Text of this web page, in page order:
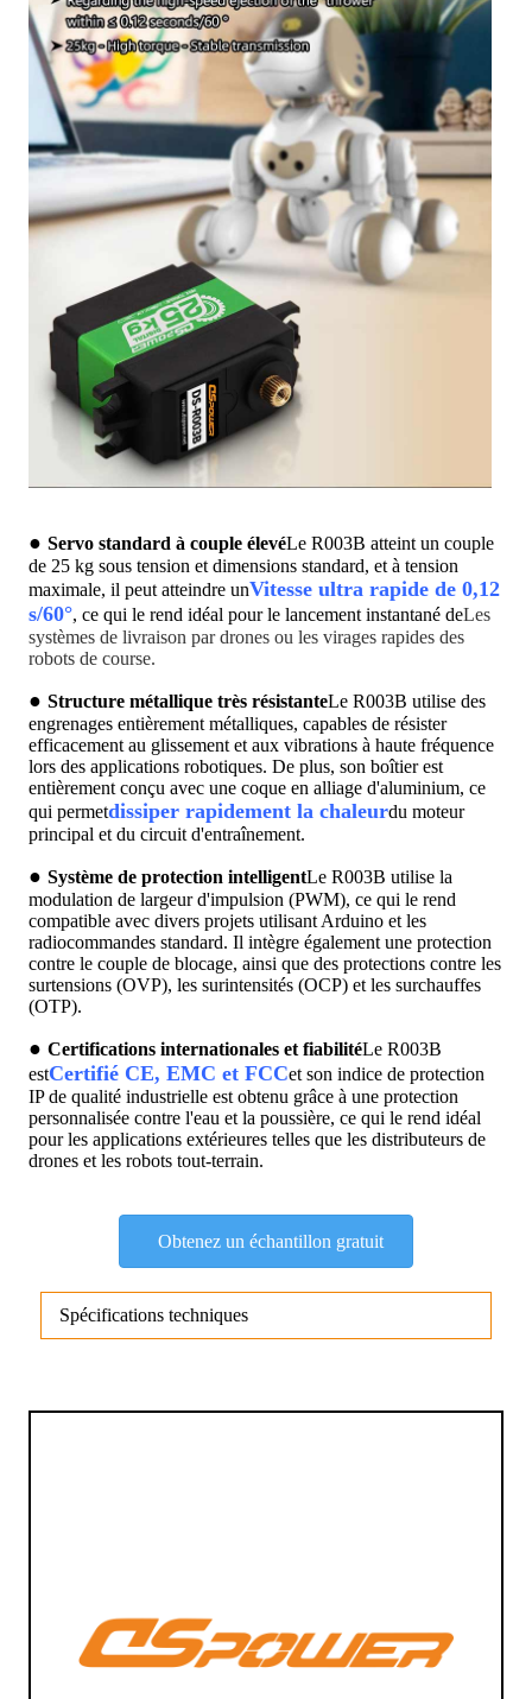
● Servo standard à couple élevéLe R003B atteint un couple
de 25 kg sous tension et dimensions standard, et à tension
maximale, il peut atteindre unVitesse ultra rapide de 0,12
s/60°, ce qui le rend idéal pour le lancement instantané deLes
systèmes de livraison par drones ou les virages rapides des
robots de course.
● Structure métallique très résistanteLe R003B utilise des
engrenages entièrement métalliques, capables de résister
efficacement au glissement et aux vibrations à haute fréquence
lors des applications robotiques. De plus, son boîtier est
entièrement conçu avec une coque en alliage d'aluminium, ce
qui permetdissiper rapidement la chaleurdu moteur
principal et du circuit d'entraînement.
● Système de protection intelligentLe R003B utilise la
modulation de largeur d'impulsion (PWM), ce qui le rend
compatible avec divers projets utilisant Arduino et les
radiocommandes standard. Il intègre également une protection
contre le couple de blocage, ainsi que des protections contre les
surtensions (OVP), les surintensités (OCP) et les surchauffes
(OTP).
● Certifications internationales et fiabilitéLe R003B
estCertifié CE, EMC et FCCet son indice de protection
IP de qualité industrielle est obtenu grâce à une protection
personnalisée contre l'eau et la poussière, ce qui le rend idéal
pour les applications extérieures telles que les distributeurs de
drones et les robots tout-terrain.
Obtenez un échantillon gratuit
Spécifications techniques